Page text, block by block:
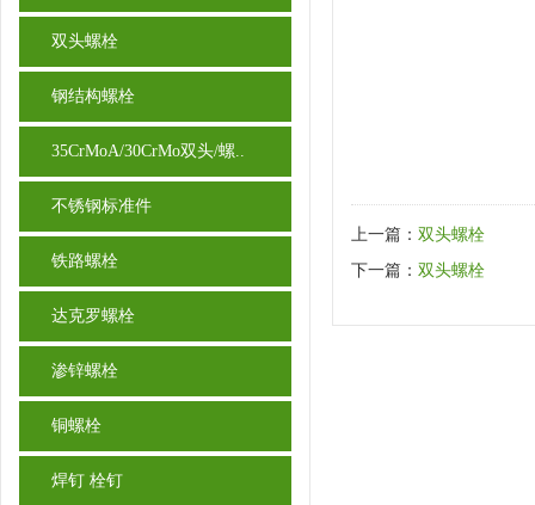
双头螺栓
钢结构螺栓
35CrMoA/30CrMo双头/螺..
不锈钢标准件
铁路螺栓
达克罗螺栓
渗锌螺栓
铜螺栓
焊钉 栓钉
上一篇： 双头螺栓
下一篇： 双头螺栓